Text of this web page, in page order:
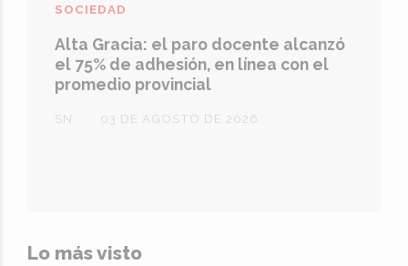
Alta Gracia: el paro docente alcanzó
el 75% de adhesión, en línea con el
promedio provincial
SN
SOCIEDAD
03 DE AGOSTO DE 2026
Lo más visto